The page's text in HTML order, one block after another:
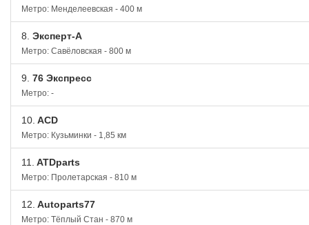
Метро: Менделеевская - 400 м
8. Эксперт-А
Метро: Савёловская - 800 м
9. 76 Экспресс
Метро: -
10. ACD
Метро: Кузьминки - 1,85 км
11. ATDparts
Метро: Пролетарская - 810 м
12. Autoparts77
Метро: Тёплый Стан - 870 м